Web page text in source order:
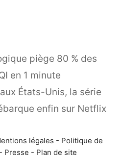
piège 80 % des
en 1 minute
États-Unis, la série
enfin sur Netflix
légales - Politique de
- Presse - Plan de site